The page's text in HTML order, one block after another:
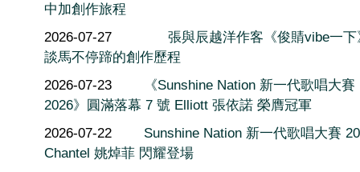
中加創作旅程
2026-07-27
張與辰越洋作客《俊䝼vibe一下
談馬不停蹄的創作歷程
2026-07-23
《Sunshine Nation 新一代歌唱大賽
2026》圓滿落幕 7 號 Elliott 張依諾 榮膺冠軍
2026-07-22
Sunshine Nation 新一代歌唱大賽
Chantel 姚焯菲 閃耀登場